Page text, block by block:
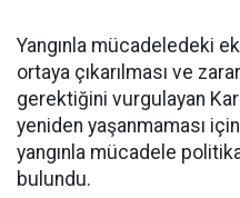
Yangınla mücadeledeki
ortaya çıkarılması ve
gerektiğini vurgulayan
yeniden yaşanmaması
yangınla mücadele
bulundu.